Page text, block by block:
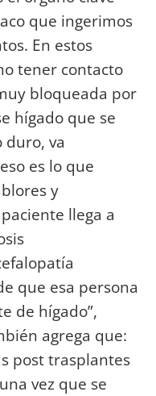
que ingerimos
En estos
tener contacto
bloqueada por
hígado que se
duro, va
es lo que
y
llega a
que esa persona
de hígado”,
agrega que:
post trasplantes
vez que se